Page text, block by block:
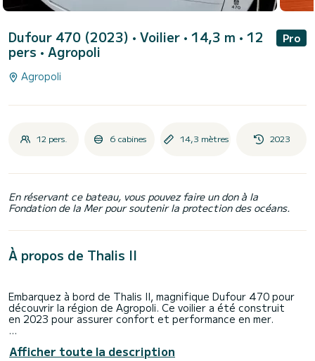
Dufour 470 (2023) • Voilier • 14,3 m • 12
pers • Agropoli
Pro
Agropoli
12 pers. 6 cabines 14,3 mètres 2023
En réservant ce bateau, vous pouvez faire un don à la
Fondation de la Mer pour soutenir la protection des océans.
À propos de Thalis II
Embarquez à bord de Thalis II, magnifique Dufour 470 pour
découvrir la région de Agropoli. Ce voilier a été construit
en 2023 pour assurer confort et performance en mer.
capacité d'embarcation de 12 personnes. Avec une longueur
Afficher toute la description